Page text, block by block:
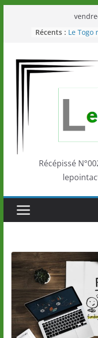
Récents : Le Togo
LOTO
marque
la
Togo:
Récépissé